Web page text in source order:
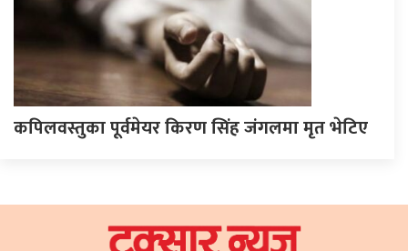
कपिलवस्तुका पूर्वमेयर किरण सिंह जंगलमा मृत भेटिए